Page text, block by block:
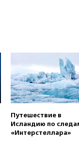
Путешествие в
Исландию по
«Интерстеллара»